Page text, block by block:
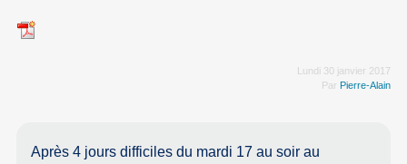
Lundi 30 janvier 2017
Par Pierre-Alain
Après 4 jours difficiles du mardi 17 au soir au